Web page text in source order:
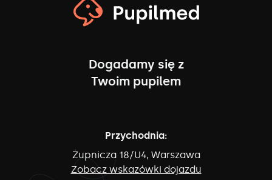
Dogadamy się z
Twoim pupilem
Przychodnia:
Żupnicza 18/U4, Warszawa
Zobacz wskazówki dojazdu